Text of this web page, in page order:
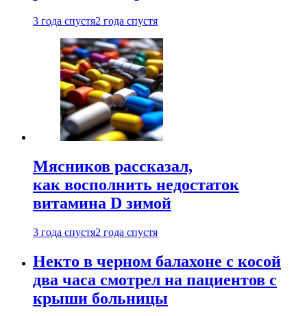
3 года спустя2 года спустя
Мясников рассказал,
как восполнить недостаток
витамина D зимой
3 года спустя2 года спустя
Некто в черном балахоне с косой
два часа смотрел на пациентов с
крыши больницы